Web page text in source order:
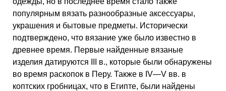
популярным вязать разнообразные аксессуары,
украшения и бытовые предметы. Исторически
подтверждено, что вязание уже было известно в
древнее время. Первые найденные вязаные
изделия датируются III в., которые были обнаружены
во время раскопок в Перу. Также в IV—V вв. в
коптских гробницах, что в Египте, были найдены